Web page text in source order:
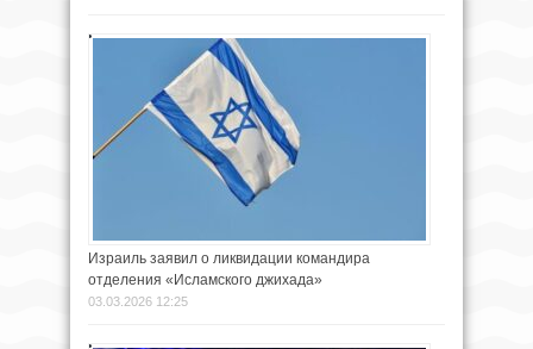
Израиль заявил о ликвидации командира
отделения «Исламского джихада»
03.03.2026 12:25